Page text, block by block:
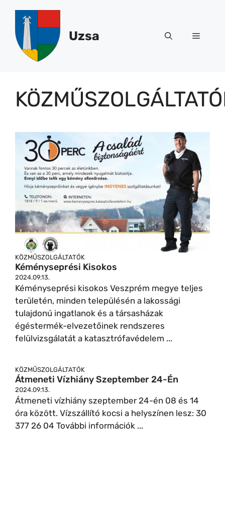
tartalomba
Uzsa Menü
KÖZMŰSZOLGÁLTATÓK
Kéményseprési Kisokos
2024.09.13.
Kéményseprési kisokos Veszprém megye teljes
területén, minden településén a lakossági
tulajdonú ingatlanok és a társasházak
égéstermék-elvezetőinek rendszeres
felülvizsgálatát a katasztrófavédelem ...
KÖZMŰSZOLGÁLTATÓK
Átmeneti Vízhiány Szeptember 24-Én
2024.09.13.
Átmeneti vízhiány szeptember 24-én 08 és 14
óra között. Vízszállító kocsi a helyszínen lesz: 30
377 26 04 További információk ...